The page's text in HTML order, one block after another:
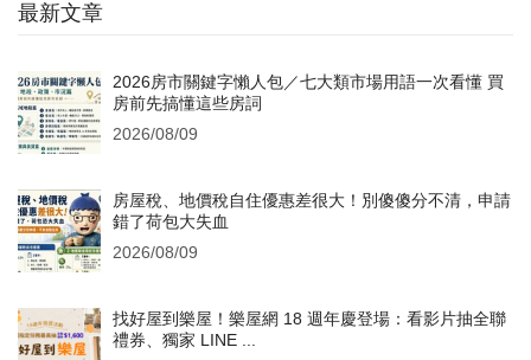
最新文章
2026房市關鍵字懶人包／七大類市場用語一次看懂 買
房前先搞懂這些房詞
2026/08/09
房屋稅、地價稅自住優惠差很大！別傻傻分不清，申請
錯了荷包大失血
2026/08/09
找好屋到樂屋！樂屋網 18 週年慶登場：看影片抽全聯
禮券、獨家 LINE ...